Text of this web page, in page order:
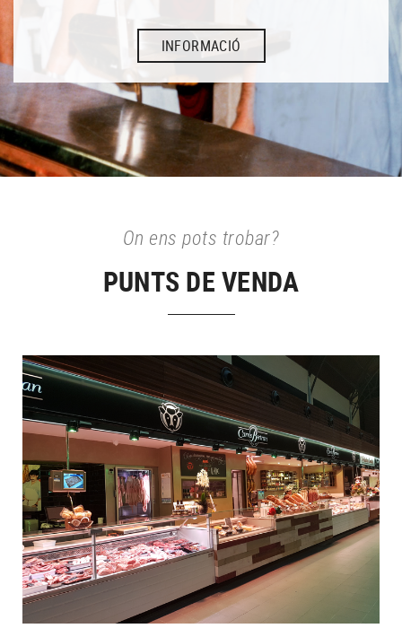
INFORMACIÓ
On ens pots trobar?
PUNTS DE VENDA